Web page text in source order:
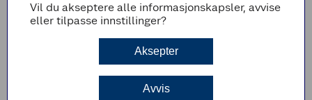
Krydre med chiliflak, salt og pepper.
Ved servering
Varm tortillalefsene som anvist på pakken.
Server ribbetaco toppet med rødkålsalat,
koriander, lime og seterrømme.
Vil du akseptere alle informasjonskapsler, avvise
eller tilpasse innstillinger?
Aksepter
Avvis